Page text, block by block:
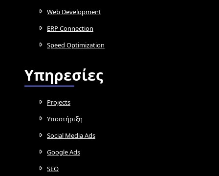
Web Development
ERP Connection
Speed Optimization
Υπηρεσίες
Projects
Υποστήριξη
Social Media Ads
Google Ads
SEO